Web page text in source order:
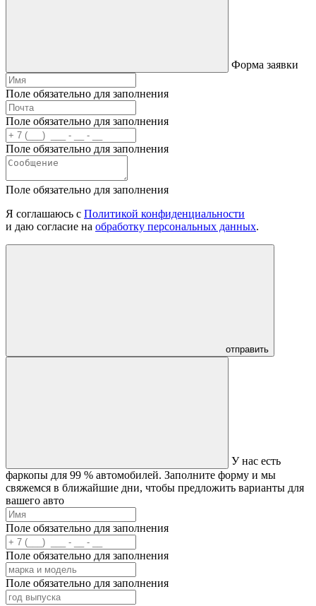
Форма заявки
Поле обязательно для заполнения
Поле обязательно для заполнения
Поле обязательно для заполнения
Поле обязательно для заполнения
Я соглашаюсь с Политикой конфиденциальности
и даю согласие на обработку персональных данных.
отправить
У нас есть
фаркопы для 99 % автомобилей. Заполните форму и мы
свяжемся в ближайшие дни, чтобы предложить варианты для
вашего авто
Поле обязательно для заполнения
Поле обязательно для заполнения
Поле обязательно для заполнения